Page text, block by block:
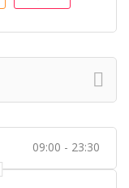
09:00 - 23:30